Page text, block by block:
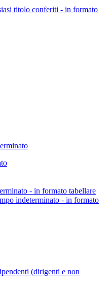
titolo conferiti - in formato
- in formato tabellare
indeterminato - in formato
(dirigenti e non